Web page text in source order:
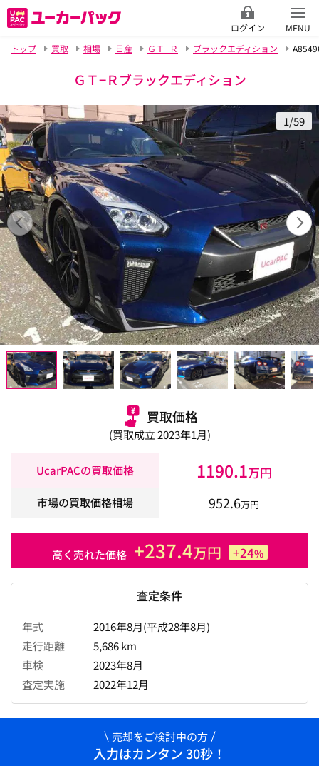
ログイン
MENU
トップ
買取 相場 日産 ＧＴ−Ｒ ブラックエディション
ＧＴ−Ｒブラックエディション
1/59
買取価格
(買取成立 2023年1月)
UcarPACの買取価格 1190.1万円
市場の買取価格相場 952.6万円
高く売れた価格 +237.4万円 +24%
査定条件
年式
2016年8月(平成28年8月)
走行距離
5,686 km
車検
2023年8月
査定実施
2022年12月
売却をご検討中の方
入力はカンタン 30秒！